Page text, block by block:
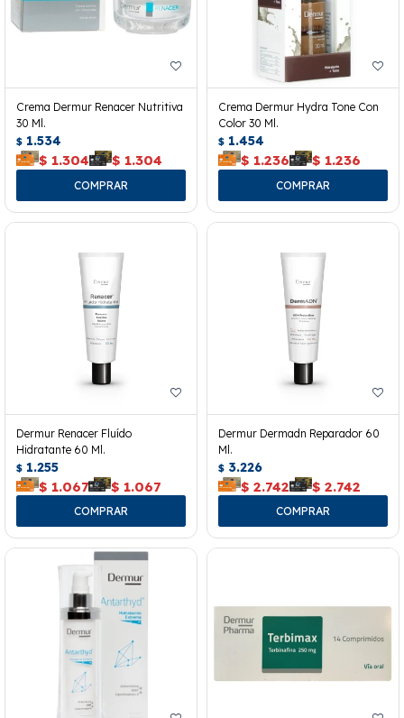
Crema Dermur Renacer Nutritiva
30 Ml.
$ 1.534
$ 1.304 $ 1.304
Crema Dermur Hydra Tone Con
Color 30 Ml.
$ 1.454
$ 1.236 $ 1.236
Dermur Renacer Fluído
Hidratante 60 Ml.
$ 1.255
$ 1.067 $ 1.067
Dermur Dermadn Reparador 60
Ml.
$ 3.226
$ 2.742 $ 2.742